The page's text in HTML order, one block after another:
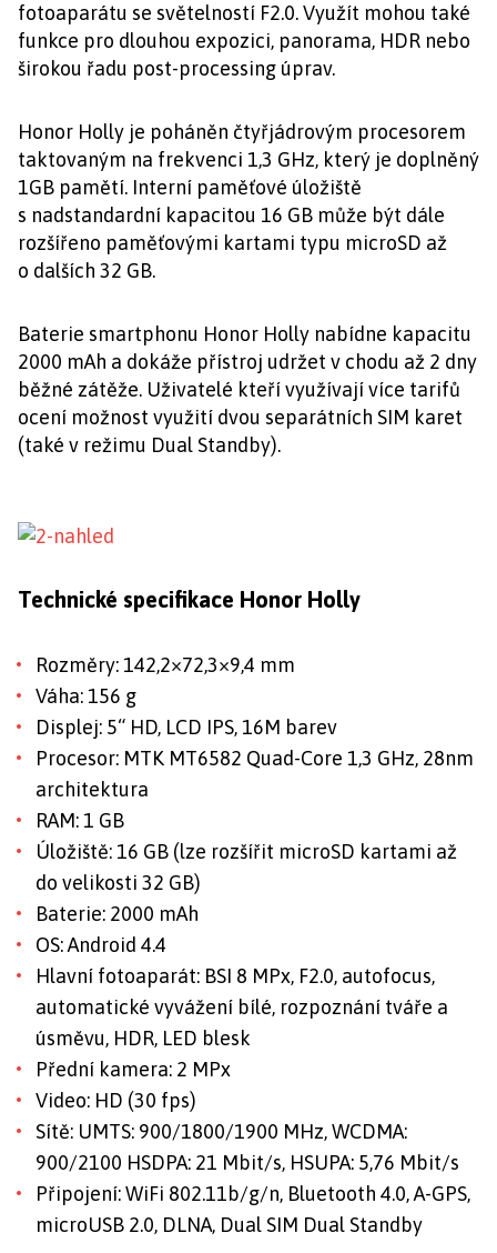
fotoaparátu se světelností F2.0. Využít mohou také
funkce pro dlouhou expozici, panorama, HDR nebo
širokou řadu post-processing úprav.
Honor Holly je poháněn čtyřjádrovým procesorem
taktovaným na frekvenci 1,3 GHz, který je doplněný
1GB pamětí. Interní paměťové úložiště
s nadstandardní kapacitou 16 GB může být dále
rozšířeno paměťovými kartami typu microSD až
o dalších 32 GB.
Baterie smartphonu Honor Holly nabídne kapacitu
2000 mAh a dokáže přístroj udržet v chodu až 2 dny
běžné zátěže. Uživatelé kteří využívají více tarifů
ocení možnost využití dvou separátních SIM karet
(také v režimu Dual Standby).
Technické specifikace Honor Holly
Rozměry: 142,2×72,3×9,4 mm
Váha: 156 g
Displej: 5“ HD, LCD IPS, 16M barev
Procesor: MTK MT6582 Quad-Core 1,3 GHz, 28nm
architektura
RAM: 1 GB
Úložiště: 16 GB (lze rozšířit microSD kartami až
do velikosti 32 GB)
Baterie: 2000 mAh
OS: Android 4.4
Hlavní fotoaparát: BSI 8 MPx, F2.0, autofocus,
automatické vyvážení bílé, rozpoznání tváře a
úsměvu, HDR, LED blesk
Přední kamera: 2 MPx
Video: HD (30 fps)
Sítě: UMTS: 900/1800/1900 MHz, WCDMA:
900/2100 HSDPA: 21 Mbit/s, HSUPA: 5,76 Mbit/s
Připojení: WiFi 802.11b/g/n, Bluetooth 4.0, A-GPS,
microUSB 2.0, DLNA, Dual SIM Dual Standby